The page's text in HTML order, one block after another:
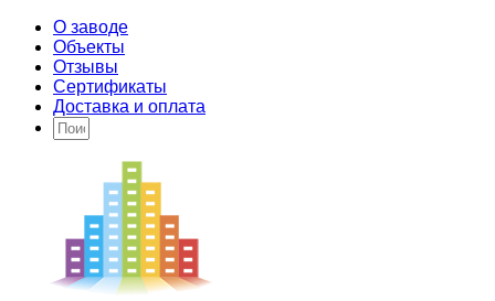
О заводе
Объекты
Отзывы
Сертификаты
Доставка и оплата